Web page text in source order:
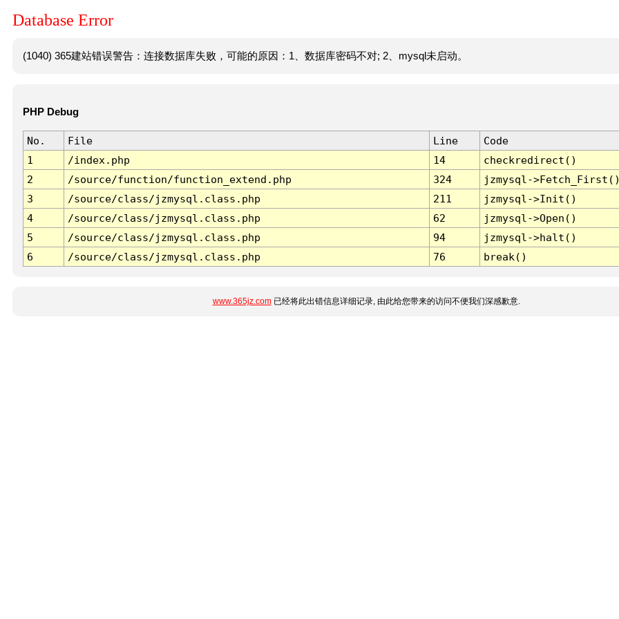
Database Error
(1040) 365建站错误警告：连接数据库失败，可能的原因：1、数据库密码不对; 2、mysql未启动。
PHP Debug
No. File Line
Code
1
/index.php 14
checkredirect()
2
/source/function/function_extend.php 324
jzmysql-
3
/source/class/jzmysql.class.php 211
jzmysql->Init()
4
/source/class/jzmysql.class.php 62
jzmysql->Open()
5
/source/class/jzmysql.class.php 94
jzmysql->halt()
6
/source/class/jzmysql.class.php 76 break()
www.365jz.com已经将此出错信息详细记录, 由此给您带来的访问不便我们深感歉意.